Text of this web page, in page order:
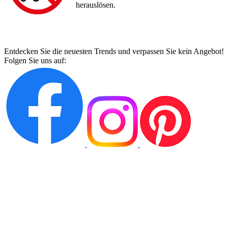
herauslösen.
Entdecken Sie die neuesten Trends und verpassen Sie kein Angebot!
Folgen Sie uns auf: